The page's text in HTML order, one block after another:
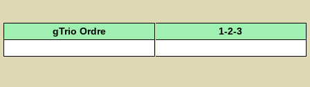
gTrio Ordre 1-2-3